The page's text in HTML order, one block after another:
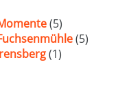
(5)
(5)
(1)